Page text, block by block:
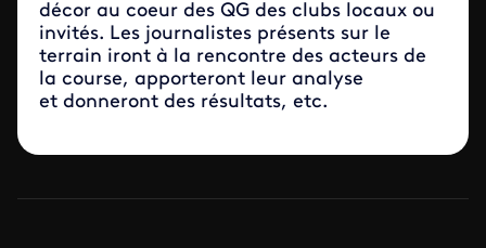
décor au coeur des QG des clubs locaux ou
invités. Les journalistes présents sur le
terrain iront à la rencontre des acteurs de
la course, apporteront leur analyse
et donneront des résultats, etc.